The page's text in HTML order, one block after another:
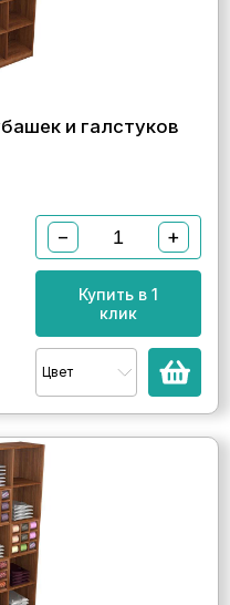
и галстуков
− +
Купить в 1
клик
Цвет